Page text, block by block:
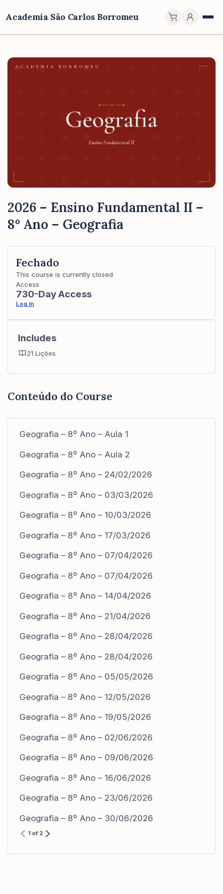
Academia São Carlos Borromeu
2026 – Ensino Fundamental II –
8º Ano – Geografia
Conteúdo do Course
Geografia – 8º Ano – Aula 1
Geografia – 8º Ano – Aula 2
Geografia – 8º Ano – 24/02/2026
Geografia – 8º Ano – 03/03/2026
Geografia – 8º Ano – 10/03/2026
Geografia – 8º Ano – 17/03/2026
Geografia – 8º Ano – 07/04/2026
Geografia – 8º Ano – 07/04/2026
Geografia – 8º Ano – 14/04/2026
Geografia – 8º Ano – 21/04/2026
Geografia – 8º Ano – 28/04/2026
Geografia – 8º Ano – 28/04/2026
Geografia – 8º Ano – 05/05/2026
Geografia – 8º Ano – 12/05/2026
Geografia – 8º Ano – 19/05/2026
Geografia – 8º Ano – 02/06/2026
Geografia – 8º Ano – 09/06/2026
Geografia – 8º Ano – 16/06/2026
Geografia – 8º Ano – 23/06/2026
Geografia – 8º Ano – 30/06/2026
1 of 2
Fechado
This course is currently closed
Access
730-Day Access
Log In
Includes
21 Lições